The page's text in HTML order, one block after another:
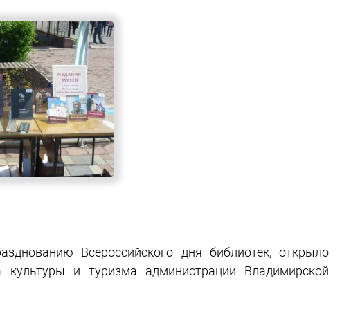
Всероссийского дня библиотек, открыло
культуры и туризма администрации Владимирской